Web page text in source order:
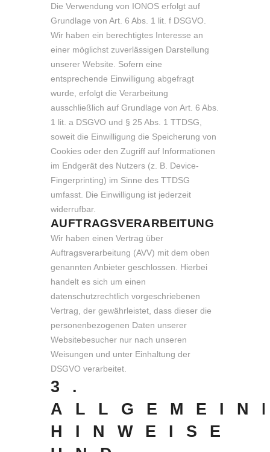
Die Verwendung von IONOS erfolgt auf
Grundlage von Art. 6 Abs. 1 lit. f DSGVO.
Wir haben ein berechtigtes Interesse an
einer möglichst zuverlässigen Darstellung
unserer Website. Sofern eine
entsprechende Einwilligung abgefragt
wurde, erfolgt die Verarbeitung
ausschließlich auf Grundlage von Art. 6 Abs.
1 lit. a DSGVO und § 25 Abs. 1 TTDSG,
soweit die Einwilligung die Speicherung von
Cookies oder den Zugriff auf Informationen
im Endgerät des Nutzers (z. B. Device-
Fingerprinting) im Sinne des TTDSG
umfasst. Die Einwilligung ist jederzeit
widerrufbar.
AUFTRAGSVERARBEITUNG
Wir haben einen Vertrag über
Auftragsverarbeitung (AVV) mit dem oben
genannten Anbieter geschlossen. Hierbei
handelt es sich um einen
datenschutzrechtlich vorgeschriebenen
Vertrag, der gewährleistet, dass dieser die
personenbezogenen Daten unserer
Websitebesucher nur nach unseren
Weisungen und unter Einhaltung der
DSGVO verarbeitet.
3.
HINWEISE